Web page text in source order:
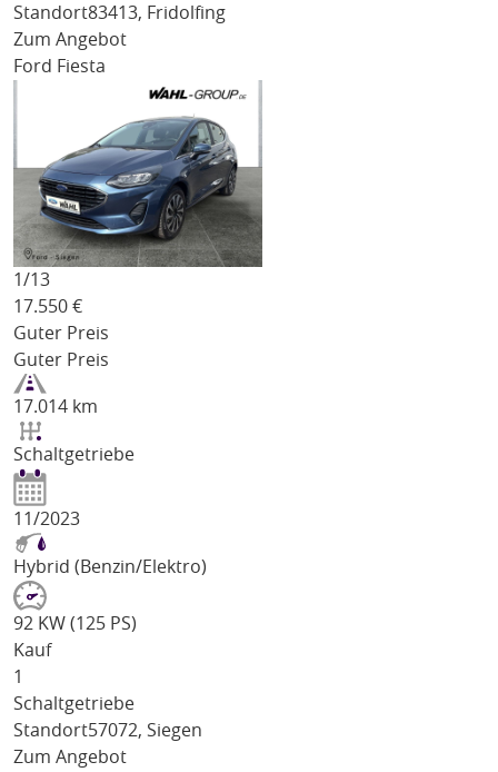
Standort83413, Fridolfing
Zum Angebot
Ford Fiesta
1/13
17.550 €
Guter Preis
Guter Preis
17.014 km
Schaltgetriebe
11/2023
Hybrid (Benzin/Elektro)
92 KW (125 PS)
Kauf
1
Schaltgetriebe
Standort57072, Siegen
Zum Angebot